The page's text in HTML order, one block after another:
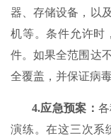
器、存储设备，以
机等。条件允许时
件。如果全范围达
全覆盖，并保证病
4.应急预案 ：
演练。在这三次系